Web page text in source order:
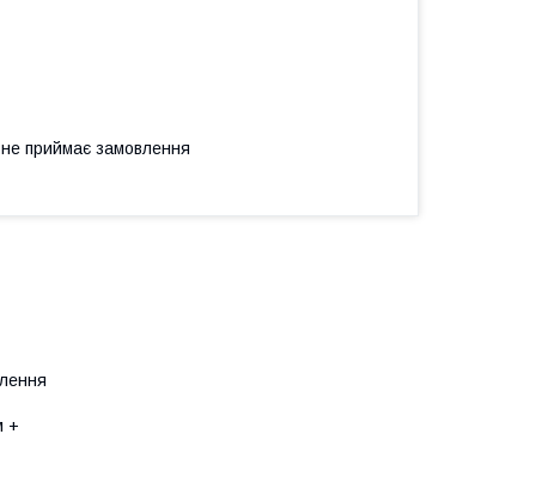
приймає замовлення
+